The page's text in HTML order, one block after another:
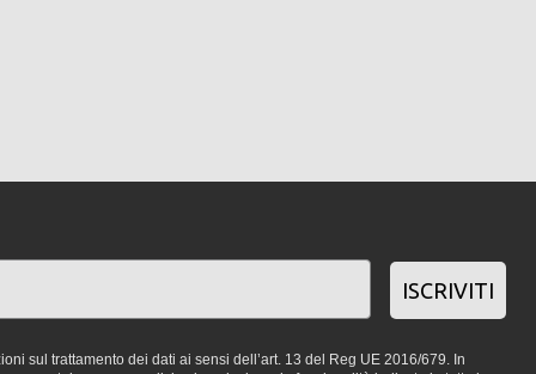
ISCRIVITI
sul trattamento dei dati ai sensi dell’art. 13 del Reg UE 2016/679. In